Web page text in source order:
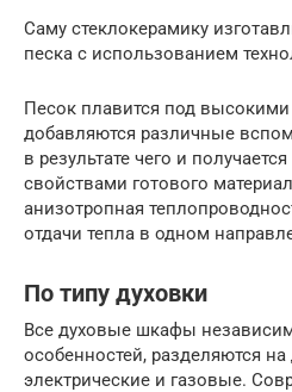
Саму стеклокерамику
песка с использованием
Песок плавится под высокими
добавляются различные
в результате чего и
свойствами готового
анизотропная
отдачи тепла в одном
По типу духовки
Все духовые шкафы
особенностей, разделяются
электрические и газовые.